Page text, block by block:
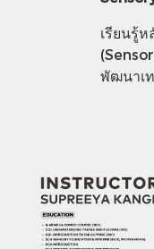
เรียนรู้
พัฒนาเ